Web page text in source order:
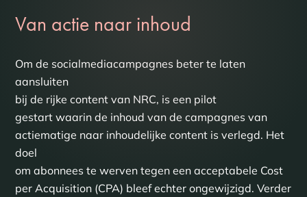
Van actie naar inhoud
Om de socialmediacampagnes beter te laten
aansluiten
bij de rijke content van NRC, is een pilot
gestart waarin de inhoud van de campagnes van
actiematige naar inhoudelijke content is verlegd. Het
doel
om abonnees te werven tegen een acceptabele Cost
per Acquisition (CPA) bleef echter ongewijzigd. Verder